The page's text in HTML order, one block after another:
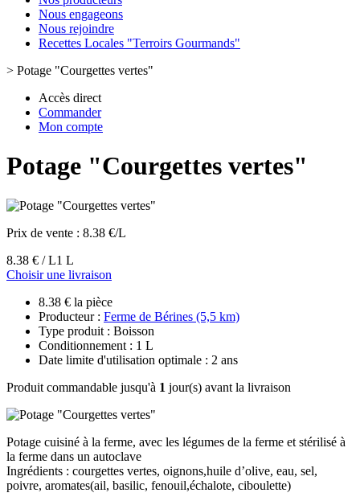
Nous engageons
Nous rejoindre
Recettes Locales "Terroirs Gourmands"
> Potage "Courgettes vertes"
Accès direct
Commander
Mon compte
Potage "Courgettes vertes"
Prix de vente : 8.38 €/L
8.38 € / L1 L
Choisir une livraison
8.38 € la pièce
Producteur : Ferme de Bérines (5,5 km)
Type produit : Boisson
Conditionnement : 1 L
Date limite d'utilisation optimale : 2 ans
Produit commandable jusqu'à 1 jour(s) avant la livraison
Potage cuisiné à la ferme, avec les légumes de la ferme et stérilisé à
la ferme dans un autoclave
Ingrédients : courgettes vertes, oignons,huile d’olive, eau, sel,
poivre, aromates(ail, basilic, fenouil,échalote, ciboulette)